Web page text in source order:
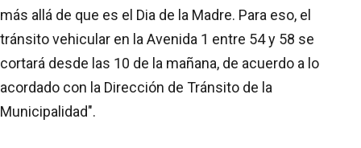
más allá de que es el Dia de la Madre. Para eso, el
tránsito vehicular en la Avenida 1 entre 54 y 58 se
cortará desde las 10 de la mañana, de acuerdo a lo
acordado con la Dirección de Tránsito de la
Municipalidad".